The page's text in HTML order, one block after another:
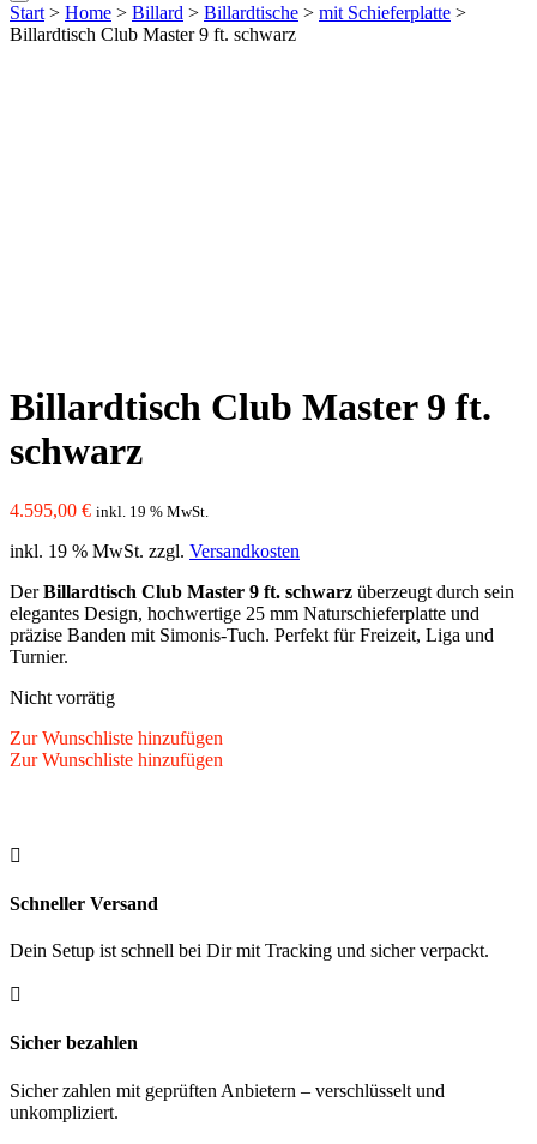
Start > Home > Billard > Billardtische > mit Schieferplatte >
Billardtisch Club Master 9 ft. schwarz
Billardtisch Club Master 9 ft.
schwarz
4.595,00 € inkl. 19 % MwSt.
inkl. 19 % MwSt. zzgl. Versandkosten
DerBillardtisch Club Master 9 ft. schwarz überzeugt durch sein
elegantes Design, hochwertige 25 mm Naturschieferplatte und
präzise Banden mit Simonis-Tuch. Perfekt für Freizeit, Liga und
Turnier.
Nicht vorrätig
Zur Wunschliste hinzufügen
Zur Wunschliste hinzufügen

Schneller Versand
Dein Setup ist schnell bei Dir mit Tracking und sicher verpackt.

Sicher bezahlen
Sicher zahlen mit geprüften Anbietern – verschlüsselt und
unkompliziert.